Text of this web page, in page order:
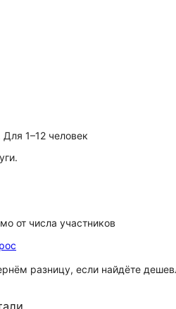
1–12 человек
от числа участников
разницу, если найдёте